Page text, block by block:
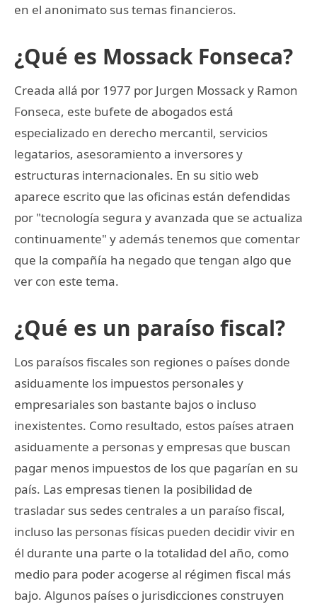
en el anonimato sus temas financieros.
¿Qué es Mossack Fonseca?
Creada allá por 1977 por Jurgen Mossack y Ramon
Fonseca, este bufete de abogados está
especializado en derecho mercantil, servicios
legatarios, asesoramiento a inversores y
estructuras internacionales. En su sitio web
aparece escrito que las oficinas están defendidas
por "tecnología segura y avanzada que se actualiza
continuamente" y además tenemos que comentar
que la compañía ha negado que tengan algo que
ver con este tema.
¿Qué es un paraíso fiscal?
Los paraísos fiscales son regiones o países donde
asiduamente los impuestos personales y
empresariales son bastante bajos o incluso
inexistentes. Como resultado, estos países atraen
asiduamente a personas y empresas que buscan
pagar menos impuestos de los que pagarían en su
país. Las empresas tienen la posibilidad de
trasladar sus sedes centrales a un paraíso fiscal,
incluso las personas físicas pueden decidir vivir en
él durante una parte o la totalidad del año, como
medio para poder acogerse al régimen fiscal más
bajo. Algunos países o jurisdicciones construyen